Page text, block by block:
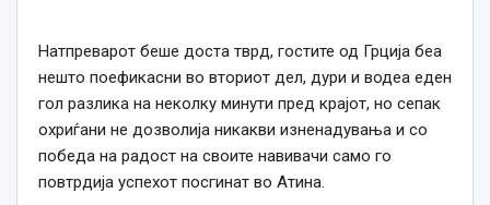
Натпреварот беше доста тврд, гостите од Грција беа
нешто поефикасни во вториот дел, дури и водеа еден
гол разлика на неколку минути пред крајот, но сепак
охриѓани не дозволија никакви изненадувања и со
победа на радост на своите навивачи само го
повтрдија успехот посгинат во Атина.